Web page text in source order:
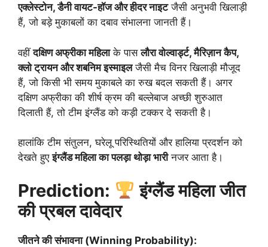
एक्लेस्टोन, डैनी वायट-हॉज और हीदर नाइटजैसी अनुभवी खिलाड़ी
हैं, जो बड़े मुकाबलों का दबाव संभालना जानती हैं।
वहींदक्षिण अफ्रीका महिलाके पासलौरा वोल्वार्ड्ट, मैरिज़ान कैप,
क्लो ट्रायन और शबनिम इस्माइलजैसी मैच विनर खिलाड़ी मौजूद
हैं, जो किसी भी समय मुकाबले का रुख बदल सकती हैं। अगर
दक्षिण अफ्रीका की शीर्ष क्रम की बल्लेबाज अच्छी शुरुआत
दिलाती हैं, तो टीम इंग्लैंड को कड़ी टक्कर दे सकती है।
हालांकि टीम संतुलन, घरेलू परिस्थितियों और हालिया प्रदर्शन को
देखते हुएइंग्लैंड महिला का पलड़ा थोड़ा भारीनजर आता है।
Prediction:
इंग्लैंड महिला जीत
की प्रबल दावेदार
जीतने की संभावना (Winning Probability):